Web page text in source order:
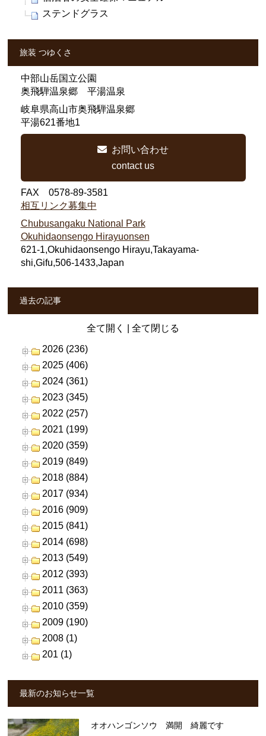
ステンドグラス
旅装 つゆくさ
中部山岳国立公園
奥飛騨温泉郷 平湯温泉
岐阜県高山市奥飛騨温泉郷
平湯621番地1
お問い合わせ
contact us
FAX 0578-89-3581
相互リンク募集中
Chubusangaku National Park
Okuhidaonsengo Hirayuonsen
621-1,Okuhidaonsengo Hirayu,Takayama-
shi,Gifu,506-1433,Japan
過去の記事
全て開く 全て閉じる
2026 (236)
2025 (406)
2024 (361)
2023 (345)
2022 (257)
2021 (199)
2020 (359)
2019 (849)
2018 (884)
2017 (934)
2016 (909)
2015 (841)
2014 (698)
2013 (549)
2012 (393)
2011 (363)
2010 (359)
2009 (190)
2008 (1)
201 (1)
最新のお知らせ一覧
オオハンゴンソウ 満開 綺麗です